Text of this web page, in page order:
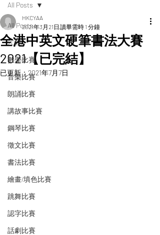
All Posts
2026
數學比賽
音樂比賽
朗誦比賽
講故事比賽
鋼琴比賽
徵文比賽
書法比賽
繪畫/填色比賽
跳舞比賽
認字比賽
話劇比賽
All Posts
全港中英文硬筆書法大賽
2021【已完結】
HKCYAA
2021年3月21日 讀畢需時 1 分鐘
已更新： 2021年7月7日